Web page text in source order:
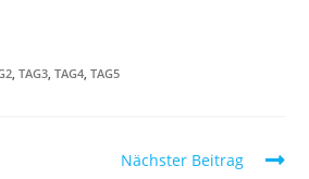
, TAG3, TAG4, TAG5
Nächster Beitrag